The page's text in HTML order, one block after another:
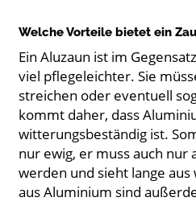
Welche Vorteile bietet ein
Ein Aluzaun ist im
viel pflegeleichter. Sie
streichen oder eventuell
kommt daher, dass
witterungsbeständig ist.
nur ewig, er muss auch nur
werden und sieht lange
aus Aluminium sind